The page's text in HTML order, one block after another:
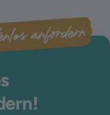
anfordern